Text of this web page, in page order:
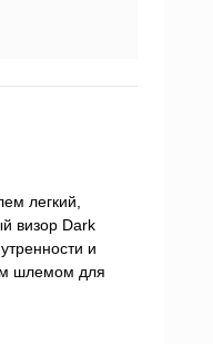
легкий,
визор Dark
и
шлемом для